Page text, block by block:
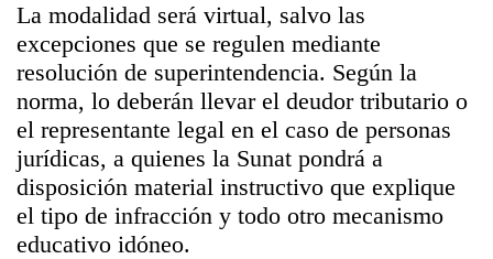
La modalidad será virtual, salvo las
excepciones que se regulen mediante
resolución de superintendencia. Según la
norma, lo deberán llevar el deudor tributario o
el representante legal en el caso de personas
jurídicas, a quienes la Sunat pondrá a
disposición material instructivo que explique
el tipo de infracción y todo otro mecanismo
educativo idóneo.